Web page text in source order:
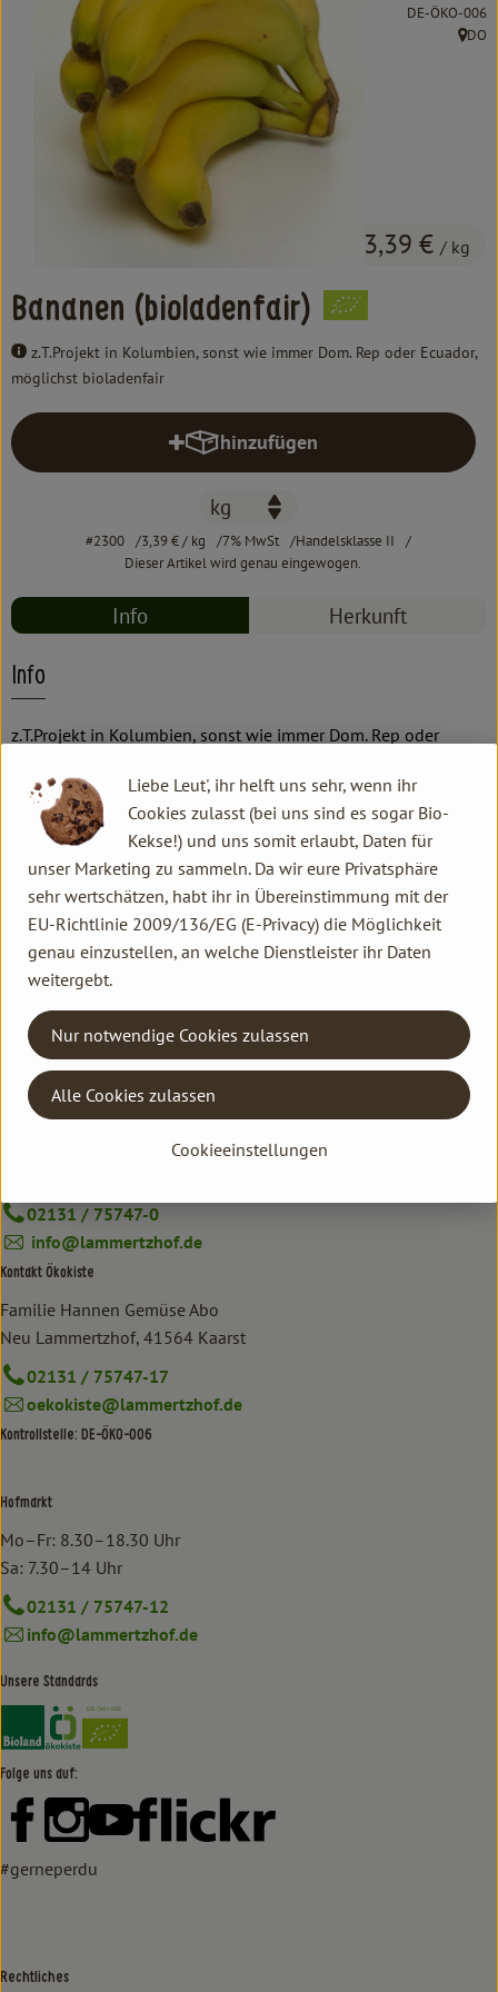
Kochen & Backen
Süß & Pikant
Getränke
Haushalt
Erleben
Bananen (bioladenfair)
z.T.Projekt in Kolumbien, sonst wie immer Dom. Rep oder Ecuador,
möglichst bioladenfair
3,39 € / kg
, Kontrollstelle:
DE-ÖKO-006
,DO
hinzufügen
Produkt zum Warenkorb
#2300 3,39 €/ kg 7% MwSt
Handelsklasse II
Dieser Artikel wird genau eingewogen.
Info Herkunft
Info
z.T.Projekt in Kolumbien, sonst wie immer Dom. Rep oder
Produktinformationen
Herkunft
Hersteller: 8BD
Kontakt allgemein
02131 / 75747-0
info@lammertzhof.de
Kontakt Ökokiste
Familie Hannen Gemüse Abo
Neu Lammertzhof, 41564 Kaarst
02131 / 75747-17
oekokiste@lammertzhof.de
Kontrollstelle: DE-ÖKO-006
Hofmarkt
Mo–Fr: 8.30–18.30 Uhr
Sa: 7.30–14 Uhr
02131 / 75747-12
info@lammertzhof.de
Unsere Standards
Externer Link zu https://www.bioland.de/verbraucher
Externer Link zu https://www.oekokiste.de/
Folge uns auf:
Externer Link zu https://www.facebook.com/lammertzhof/
Externer Link zu https://www.instagram.com/
Externer Link zu https://www.youtube.com/
Externer Link zu https://
#gerneperdu
Rechtliches
Liebe Leut', ihr helft uns sehr, wenn ihr
Cookies zulasst (bei uns sind es sogar Bio-
Kekse!) und uns somit erlaubt, Daten für
unser Marketing zu sammeln. Da wir eure Privatsphäre
sehr wertschätzen, habt ihr in Übereinstimmung mit der
EU-Richtlinie 2009/136/EG (E-Privacy) die Möglichkeit
genau einzustellen, an welche Dienstleister ihr Daten
weitergebt.
Cookieeinstellungen
Nur notwendige Cookies zulassen
Alle Cookies zulassen